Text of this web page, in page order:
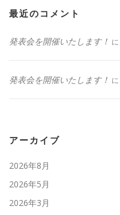
最近のコメント
発表会を開催いたします！ に
発表会を開催いたします！ に
アーカイブ
2026年8月
2026年5月
2026年3月